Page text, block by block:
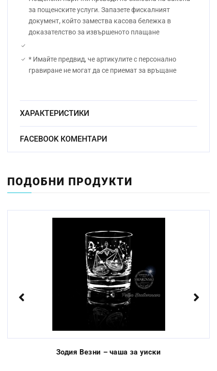
за пощенските услуги. Запазете фискалният
документ, който замества касова бележка в
доказателство за извършеното плащане
* Имайте предвид, че артикулите с персонално
гравиране не могат да се приемат за връщане
ХАРАКТЕРИСТИКИ
Материал:
Размер:
Да
Стандартен срок за
FACEBOOK КОМЕНТАРИ
ПОДОБНИ ПРОДУКТИ
Зодия Везни – чаша за уиски